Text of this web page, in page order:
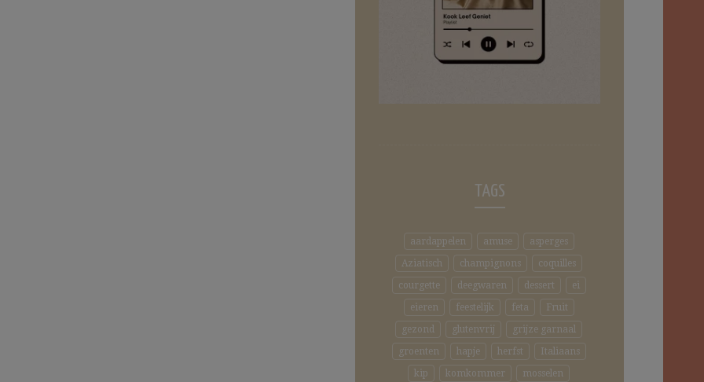
TAGS
aardappelen amuse
asperges
Aziatisch
champignons
coquilles
courgette
deegwaren dessert
ei
eieren
feestelijk feta
Fruit
gezond
glutenvrij
grijze garnaal
groenten
hapje herfst
Italiaans
kip
komkommer
mosselen